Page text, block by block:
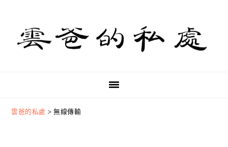
primary
navigation
content
primary
sidebar
雲爸的私處 >無線傳輸